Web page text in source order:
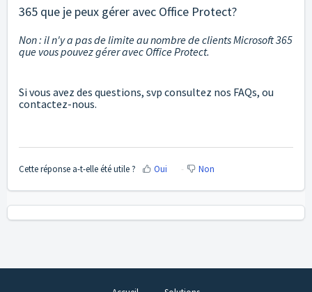
365 que je peux gérer avec Office Protect?
Non : il n'y a pas de limite au nombre de clients Microsoft 365
que vous pouvez gérer avec Office Protect.
Si vous avez des questions, svp consultez nos FAQs, ou
contactez-nous.
Cette réponse a-t-elle été utile ? Oui Non